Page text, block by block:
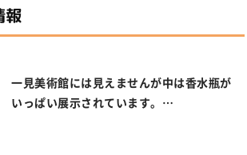
報
一見美術館には見えませんが中は香水瓶が
いっぱい展示されています。…